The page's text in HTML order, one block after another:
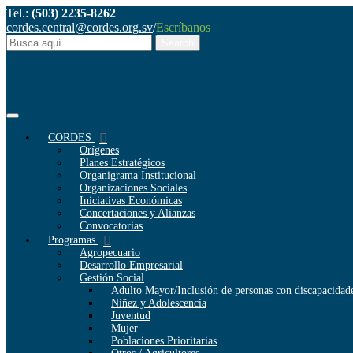
Tel.: (503) 2235-8262
cordes.central@cordes.org.sv/Escríbanos
CORDES
Orígenes
Planes Estratégicos
Organigrama Institucional
Organizaciones Sociales
Iniciativas Económicas
Concertaciones y Alianzas
Convocatorias
Programas
Agropecuario
Desarrollo Empresarial
Gestión Social
Adulto Mayor/Inclusión de personas con
Niñez y Adolescencia
Juventud
Mujer
Poblaciones Prioritarias